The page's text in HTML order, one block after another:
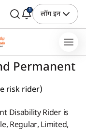
1 लॉग इन
Permanent
risk rider)
Disability Rider is
Regular, Limited,